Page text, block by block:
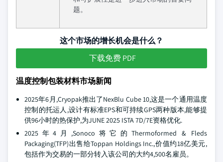
题。
这个市场的增长机会是什么？
下载免费 PDF
温度控制包装材料市场新闻
2025年6月,Cryopak推出了NexBlu Cube 10,这是一个通用温度
控制的托运人,设计有标准EPS和可持续GPS两种版本,能够提
供96小时的热保护,为JUNE 2025 ISTA 7D/7E资格优化.
2025年4月,Sonoco将它的Thermoformed & Fleds
Packaging(TFP)出售给Toppan Holdings Inc.,价值约18亿美元,
包括作为交易的一部分转入该公司的大约4,500名雇员。